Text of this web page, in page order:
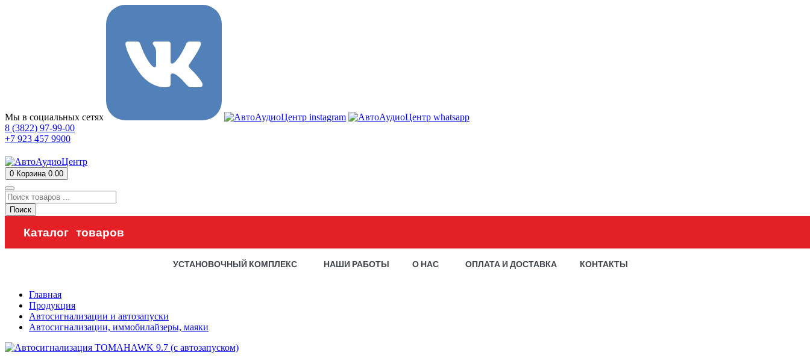
Мы в социальных сетях
8 (3822) 97-99-00
+7 923 457 9900
0 Корзина 0.00
Поиск
Каталог товаров
УСТАНОВОЧНЫЙ КОМПЛЕКС НАШИ РАБОТЫ О НАС ОПЛАТА И ДОСТАВКА КОНТАКТЫ
Главная
Продукция
Автосигнализации и автозапуски
Автосигнализации, иммобилайзеры, маяки